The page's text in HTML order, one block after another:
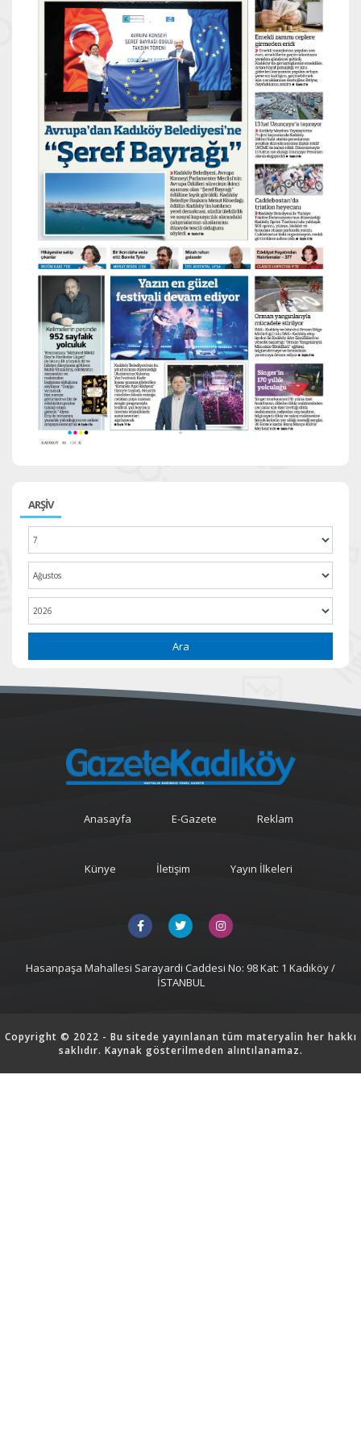
ARŞİV
Ara
Anasayfa E-Gazete Reklam
Künye İletişim Yayın İlkeleri
Hasanpaşa Mahallesi Sarayardi Caddesi No: 98 Kat: 1 Kadıköy /
İSTANBUL
Copyright © 2022 - Bu sitede yayınlanan tüm materyalin her hakkı
saklıdır. Kaynak gösterilmeden alıntılanamaz.